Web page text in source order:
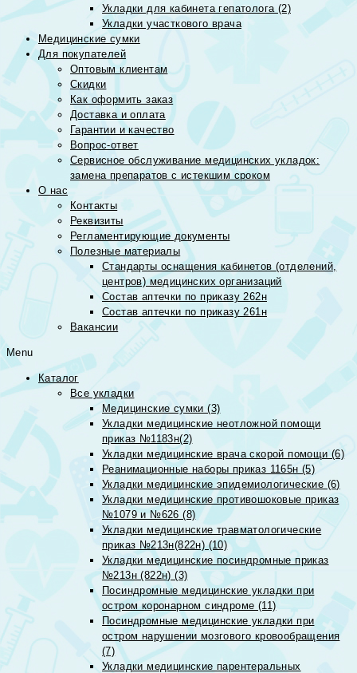
Укладки для кабинета гепатолога (2)
Укладки участкового врача
Медицинские сумки
Для покупателей
Оптовым клиентам
Скидки
Как оформить заказ
Доставка и оплата
Гарантии и качество
Вопрос-ответ
Сервисное обслуживание медицинских укладок:
замена препаратов с истекшим сроком
О нас
Контакты
Реквизиты
Регламентирующие документы
Полезные материалы
Стандарты оснащения кабинетов (отделений,
центров) медицинских организаций
Состав аптечки по приказу 262н
Состав аптечки по приказу 261н
Вакансии
Menu
Каталог
Все укладки
Медицинские сумки (3)
Укладки медицинские неотложной помощи
приказ №1183н(2)
Укладки медицинские врача скорой помощи (6)
Реанимационные наборы приказ 1165н (5)
Укладки медицинские эпидемиологические (6)
Укладки медицинские противошоковые приказ
№1079 и №626 (8)
Укладки медицинские травматологические
приказ №213н(822н) (10)
Укладки медицинские посиндромные приказ
№213н (822н) (3)
Посиндромные медицинские укладки при
остром коронарном синдроме (11)
Посиндромные медицинские укладки при
остром нарушении мозгового кровообращения
(7)
Укладки медицинские парентеральных